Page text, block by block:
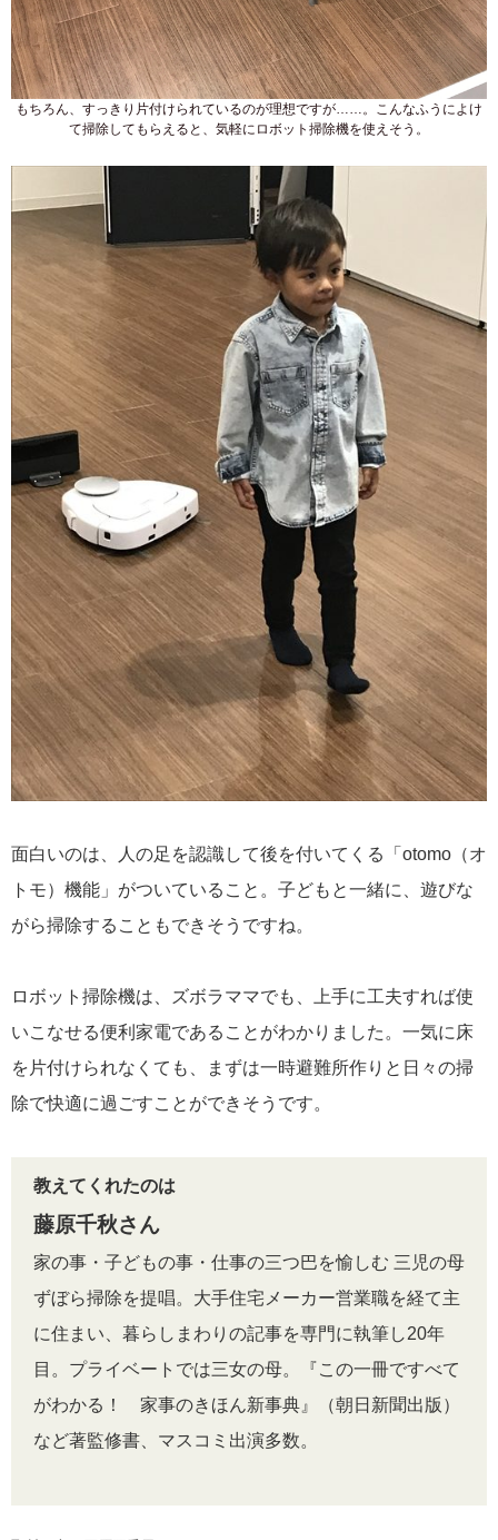
もちろん、すっきり片付けられているのが理想ですが……。こんなふうによけ
て掃除してもらえると、気軽にロボット掃除機を使えそう。
面白いのは、人の足を認識して後を付いてくる「otomo（オ
トモ）機能」がついていること。子どもと一緒に、遊びな
がら掃除することもできそうですね。
ロボット掃除機は、ズボラママでも、上手に工夫すれば使
いこなせる便利家電であることがわかりました。一気に床
を片付けられなくても、まずは一時避難所作りと日々の掃
除で快適に過ごすことができそうです。
教えてくれたのは
藤原千秋さん
家の事・子どもの事・仕事の三つ巴を愉しむ 三児の母
ずぼら掃除を提唱。大手住宅メーカー営業職を経て主
に住まい、暮らしまわりの記事を専門に執筆し20年
目。プライベートでは三女の母。『この一冊ですべて
がわかる！ 家事のきほん新事典』（朝日新聞出版）
など著監修書、マスコミ出演多数。